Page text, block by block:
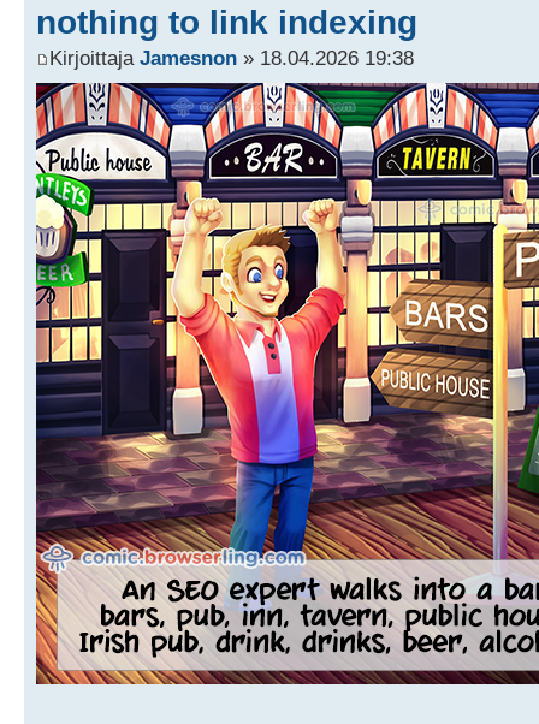
nothing to link indexing
Kirjoittaja Jamesnon » 18.04.2026 19:38